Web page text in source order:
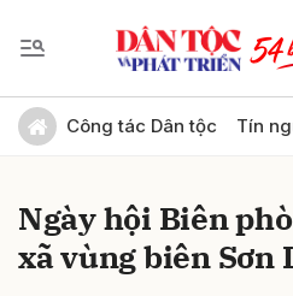
Công tác Dân tộc Tín
Ngày hội Biên
xã vùng biên Sơn
Gửi bình luận